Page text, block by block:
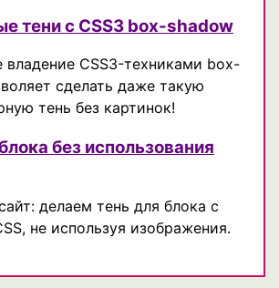
тени с CSS3 box-shadow
владение CSS3-техниками box-
сделать даже такую
тень без картинок!
без использования
делаем тень для блока с
не используя изображения.